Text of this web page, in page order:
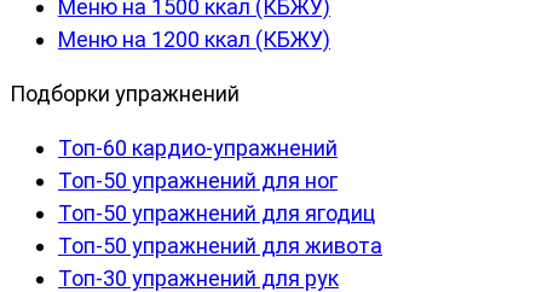
Меню на 1500 ккал (КБЖУ)
Меню на 1200 ккал (КБЖУ)
Подборки упражнений
Топ-60 кардио-упражнений
Топ-50 упражнений для ног
Топ-50 упражнений для ягодиц
Топ-50 упражнений для живота
Топ-30 упражнений для рук